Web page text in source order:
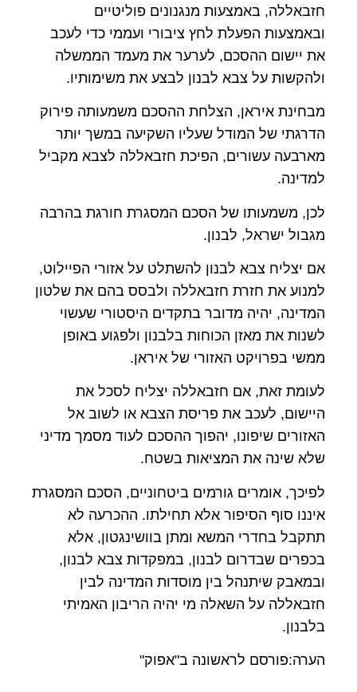
חזבאללה, באמצעות מנגנונים פוליטיים
ובאמצעות הפעלת לחץ ציבורי ועממי כדי לעכב
את יישום ההסכם, לערער את מעמד הממשלה
ולהקשות על צבא לבנון לבצע את משימותיו.
מבחינת איראן, הצלחת ההסכם משמעותה פירוק
הדרגתי של המודל שעליו השקיעה במשך יותר
מארבעה עשורים, הפיכת חזבאללה לצבא מקביל
למדינה.
לכן, משמעותו של הסכם המסגרת חורגת בהרבה
מגבול ישראל, לבנון.
אם יצליח צבא לבנון להשתלט על אזורי הפיילוט,
למנוע את חזרת חזבאללה ולבסס בהם את שלטון
המדינה, יהיה מדובר בתקדים היסטורי שעשוי
לשנות את מאזן הכוחות בלבנון ולפגוע באופן
ממשי בפרויקט האזורי של איראן.
לעומת זאת, אם חזבאללה יצליח לסכל את
היישום, לעכב את פריסת הצבא או לשוב אל
האזורים שיפונו, יהפוך ההסכם לעוד מסמך מדיני
שלא שינה את המציאות בשטח.
לפיכך, אומרים גורמים ביטחוניים, הסכם המסגרת
איננו סוף הסיפור אלא תחילתו. ההכרעה לא
תתקבל בחדרי המשא ומתן בוושינגטון, אלא
בכפרים שבדרום לבנון, במפקדות צבא לבנון,
ובמאבק שיתנהל בין מוסדות המדינה לבין
חזבאללה על השאלה מי יהיה הריבון האמיתי
בלבנון.
הערה:פורסם לראשונה ב"אפוק"